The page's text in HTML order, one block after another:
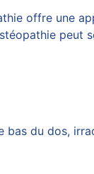
offre une
peut
du dos,